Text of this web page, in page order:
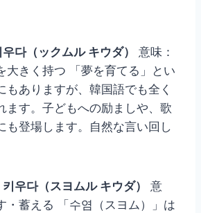
다（ックムル キウダ）
意味：
大きく持つ 「夢を育てる」とい
もありますが、韓国語でも全く
ます。子どもへの励ましや、歌
も登場します。自然な言い回し
우다（スヨムル キウダ）
意
・蓄える 「수염（スヨム）」は